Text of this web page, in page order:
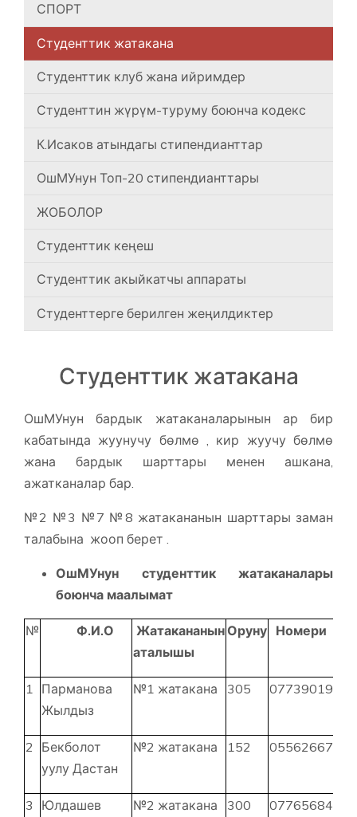
СПОРТ
Студенттик жатакана
Студенттик клуб жана ийримдер
Студенттин жүрүм-туруму боюнча кодекс
К.Исаков атындагы стипендианттар
ОшМУнун Топ-20 стипендианттары
ЖОБОЛОР
Студенттик кеңеш
Студенттик акыйкатчы аппараты
Студенттерге берилген жеңилдиктер
Студенттик жатакана
ОшМУнун бардык жатаканаларынын ар бир
кабатында жуунучу бөлмө , кир жуучу бөлмө
жана бардык шарттары менен ашкана,
ажатканалар бар.
№2 №3 №7 №8 жатакананын шарттары заман
талабына жооп берет .
ОшМУнун студенттик жатаканалары
боюнча маалымат
№ Ф.И.О
Жатакананын
аталышы
Оруну Номери
1
Парманова
Жылдыз
№1 жатакана 305 0773901993
2
Бекболот
уулу Дастан
№2 жатакана 152 0556266793
3
Юлдашев
№2 жатакана 300 0776568485